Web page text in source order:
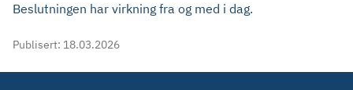
Beslutningen har virkning fra og med i dag.
Publisert: 18.03.2026